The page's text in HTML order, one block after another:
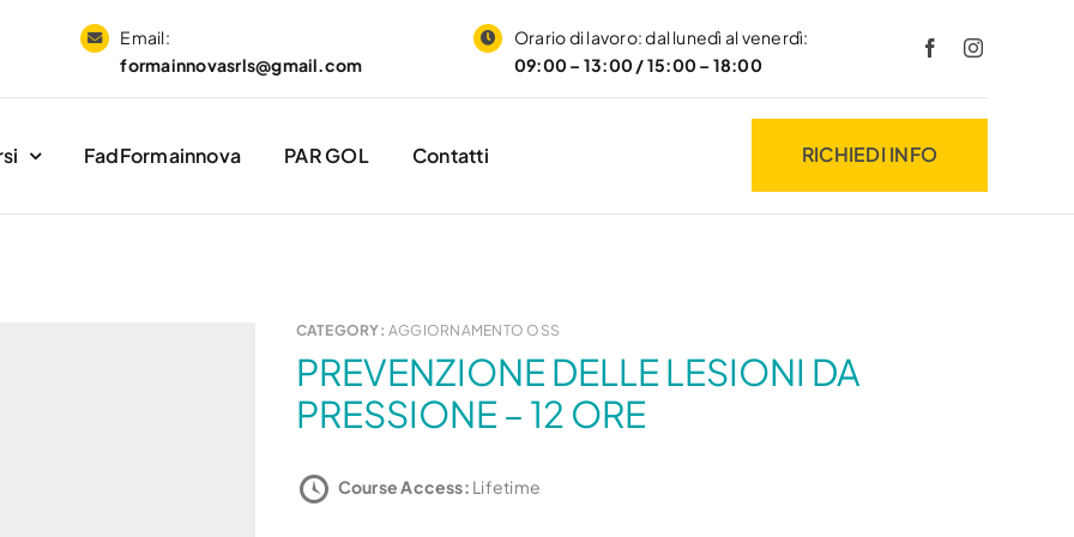
Email:
formainnovasrls@gmail.com
Orario di lavoro: dal lunedì al venerdì:
09:00 – 13:00 / 15:00 – 18:00
FadFormainnova PAR GOL Contatti RICHIEDI INFO
CATEGORY:AGGIORNAMENTO OSS
PREVENZIONE DELLE LESIONI DA
PRESSIONE – 12 ORE
Course Access: Lifetime